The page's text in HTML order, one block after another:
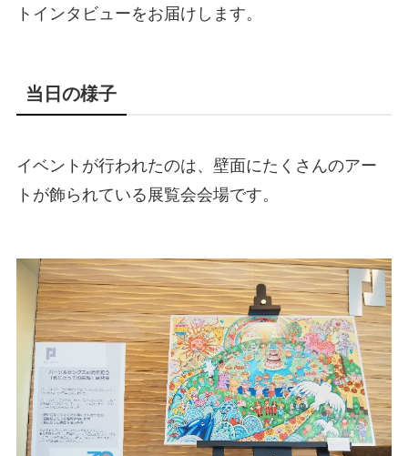
トインタビューをお届けします。
当日の様子
イベントが行われたのは、壁面にたくさんのアー
トが飾られている展覧会会場です。